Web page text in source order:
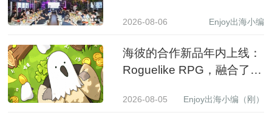
2026-08-06 Enjoy出海小编
海彼的合作新品年内上线：
Roguelike RPG，融合了
2026-08-05 Enjoy出海小编（刚）